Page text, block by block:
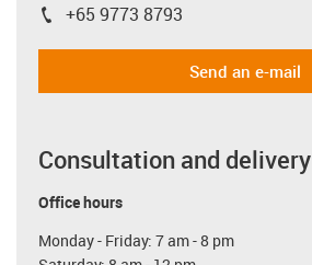
igus-icon-phone
+65 9773 8793
Send an e-mail
Consultation and delivery
Office hours
Monday - Friday: 7 am - 8 pm